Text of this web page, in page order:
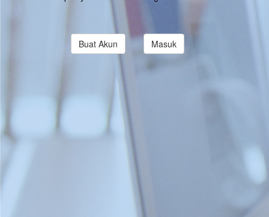
Buat Akun Masuk